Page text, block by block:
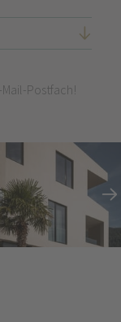
Postfach!